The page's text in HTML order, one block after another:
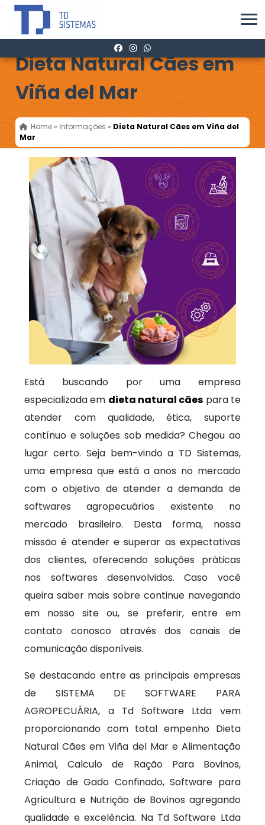
Dieta Natural Cães em
Viña del Mar
Home » Informações » Dieta Natural Cães em Viña del
Mar
Está buscando por uma empresa
especializada em dieta natural cães para te
atender com qualidade, ética, suporte
contínuo e soluções sob medida? Chegou ao
lugar certo. Seja bem-vindo a TD Sistemas,
uma empresa que está a anos no mercado
com o objetivo de atender a demanda de
softwares agropecuários existente no
mercado brasileiro. Desta forma, nossa
missão é atender e superar as expectativas
dos clientes, oferecendo soluções práticas
nos softwares desenvolvidos. Caso você
queira saber mais sobre continue navegando
em nosso site ou, se preferir, entre em
contato conosco através dos canais de
comunicação disponíveis.
Se destacando entre as principais empresas
de SISTEMA DE SOFTWARE PARA
AGROPECUÁRIA, a Td Software Ltda vem
proporcionando com total empenho Dieta
Natural Cães em Viña del Mar e Alimentação
Animal, Calculo de Ração Para Bovinos,
Criação de Gado Confinado, Software para
Agricultura e Nutrição de Bovinos agregando
qualidade e excelência. Na Td Software Ltda